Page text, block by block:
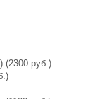
(2300 руб.)